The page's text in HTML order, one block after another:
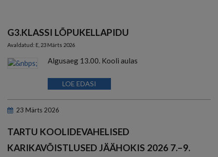
G3.KLASSI LÕPUKELLAPIDU
Avaldatud: E, 23 Märts 2026
Algusaeg 13.00. Kooli aulas
LOE EDASI
23 Märts 2026
TARTU KOOLIDEVAHELISED
KARIKAVÕISTLUSED JÄÄHOKIS 2026 7.–9.